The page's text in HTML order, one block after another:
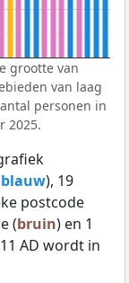
grootte van
van laag
personen in
2025.
blauw), 19
postcode
(bruin) en 1
AD wordt in